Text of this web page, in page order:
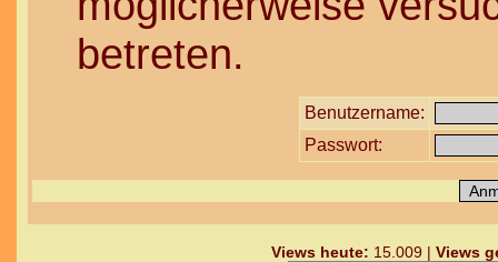
betreten.
Benutzername:
Passwort:
Views heute: 15.009 | Views